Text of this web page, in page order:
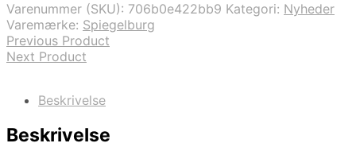
Varenummer (SKU): 706b0e422bb9 Kategori: Nyheder
Varemærke: Spiegelburg
Previous Product
Next Product
Beskrivelse
Beskrivelse